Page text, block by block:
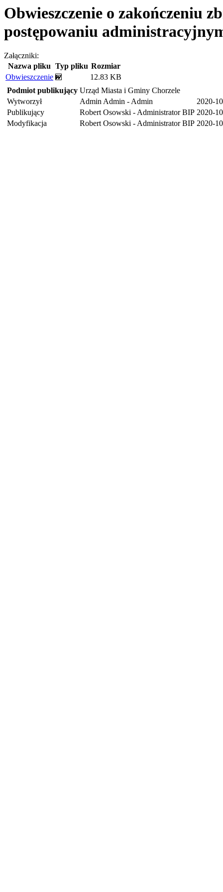
Obwieszczenie o zakończeniu
postępowaniu
Załączniki:
Nazwa pliku Typ pliku Rozmiar
Obwieszczenie
12.83 KB
Podmiot publikujący Urząd Miasta i Gminy Chorzele
Wytworzył
Admin Admin - Admin
2020-
Publikujący
Robert Osowski - Administrator BIP 2020-
Modyfikacja
Robert Osowski - Administrator BIP 2020-